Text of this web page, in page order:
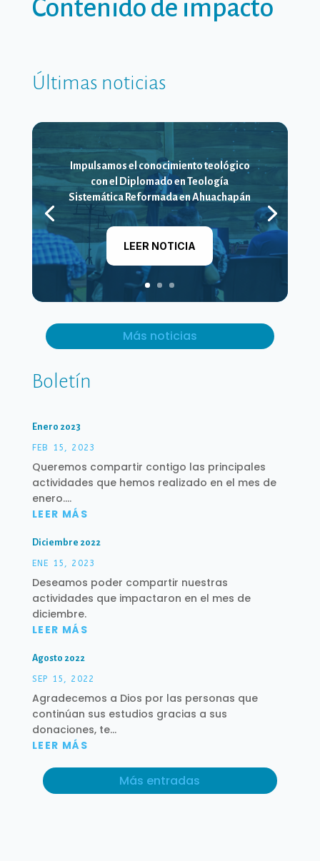
Contenido de impacto
Últimas noticias
Impulsamos el conocimiento teológico
con el Diplomado en Teología
Sistemática Reformada en Ahuachapán
LEER NOTICIA
Más noticias
Boletín
Enero 2023
FEB 15, 2023
Queremos compartir contigo las principales
actividades que hemos realizado en el mes de
enero....
LEER MÁS
Diciembre 2022
ENE 15, 2023
Deseamos poder compartir nuestras
actividades que impactaron en el mes de
diciembre.
LEER MÁS
Agosto 2022
SEP 15, 2022
Agradecemos a Dios por las personas que
continúan sus estudios gracias a sus
donaciones, te...
LEER MÁS
Más entradas